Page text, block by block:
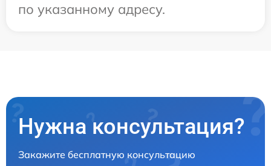
по указанному адресу.
Нужна консультация?
Закажите бесплатную консультацию